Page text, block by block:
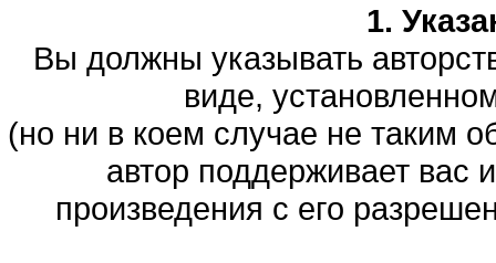
1.
Вы должны указывать
виде,
(но ни в коем случае не таким
автор поддерживает вас
произведения с его